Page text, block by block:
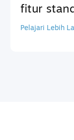
fitur
Pelajari Lebih